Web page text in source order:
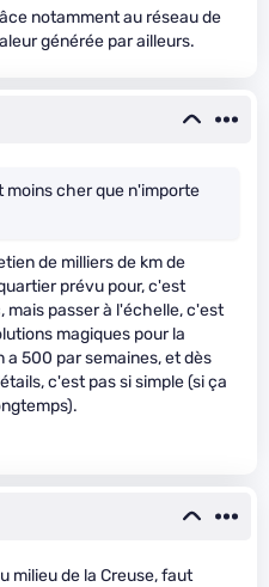
notamment au réseau de
générée par ailleurs.
cher que n'importe
de milliers de km de
prévu pour, c'est
passer à l'échelle, c'est
magiques pour la
500 par semaines, et dès
c'est pas si simple (si ça
milieu de la Creuse, faut